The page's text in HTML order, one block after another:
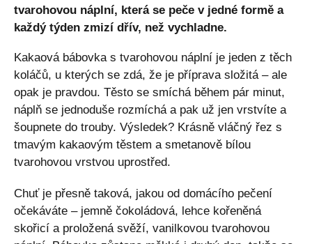
tvarohovou náplní, která se peče v jedné formě a
každý týden zmizí dřív, než vychladne.
Kakaová bábovka s tvarohovou náplní je jeden z těch
koláčů, u kterých se zdá, že je příprava složitá – ale
opak je pravdou. Těsto se smíchá během pár minut,
náplň se jednoduše rozmíchá a pak už jen vrstvíte a
šoupnete do trouby. Výsledek? Krásně vláčný řez s
tmavým kakaovým těstem a smetanově bílou
tvarohovou vrstvou uprostřed.
Chuť je přesně taková, jakou od domácího pečení
očekáváte – jemně čokoládová, lehce kořeněná
skořicí a proložená svěží, vanilkovou tvarohovou